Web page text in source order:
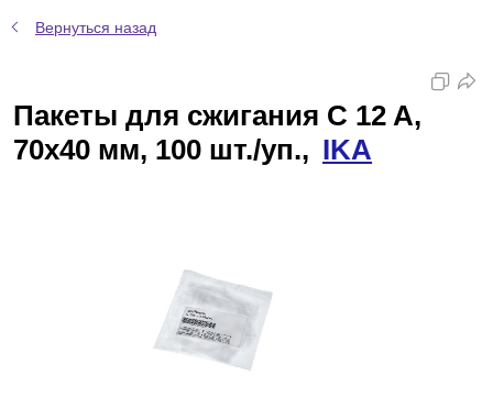
Химические реактивы, препараты, наборы
Библиотека
Вернуться назад
Пакеты для сжигания C 12 A,
70х40 мм, 100 шт./уп., IKA